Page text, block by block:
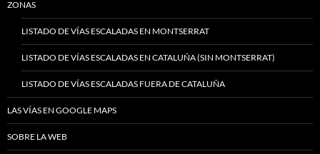
ZONAS
LISTADO DE VÍAS ESCALADAS EN MONTSERRAT
LISTADO DE VÍAS ESCALADAS EN CATALUÑA (SIN MONTSERRAT)
LISTADO DE VÍAS ESCALADAS FUERA DE CATALUÑA
LAS VÍAS EN GOOGLE MAPS
SOBRE LA WEB